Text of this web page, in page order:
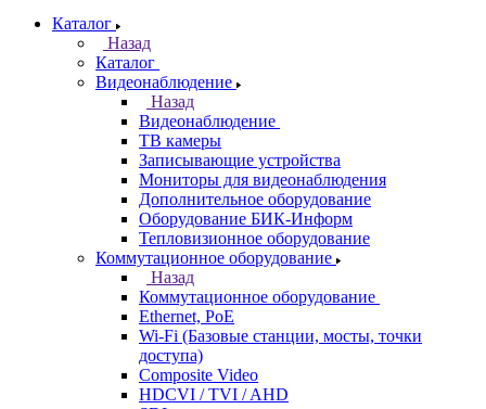
Каталог
Назад
Каталог
Видеонаблюдение
Назад
Видеонаблюдение
ТВ камеры
Записывающие устройства
Мониторы для видеонаблюдения
Дополнительное оборудование
Оборудование БИК-Информ
Тепловизионное оборудование
Коммутационное оборудование
Назад
Коммутационное оборудование
Ethernet, PoE
Wi-Fi (Базовые станции, мосты, точки
доступа)
Composite Video
HDCVI / TVI / AHD